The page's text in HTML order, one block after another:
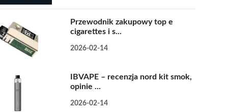
Przewodnik zakupowy top e
cigarettes i s...
2026-02-14
IBVAPE – recenzja nord kit smok,
opinie ...
2026-02-14